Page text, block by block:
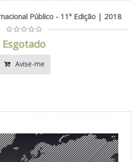
Público - 11ª Edição | 2018
Esgotado
Avise-me